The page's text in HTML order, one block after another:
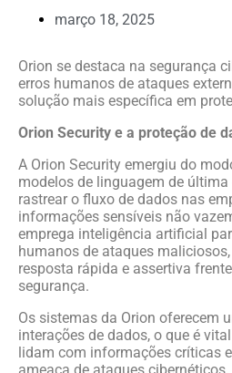
março 18, 2025
Orion se destaca na segurança
erros humanos de ataques
solução mais específica em
Orion Security e a proteção de
A Orion Security emergiu do
modelos de linguagem de
rastrear o fluxo de dados nas
informações sensíveis não
emprega inteligência artificial
humanos de ataques
resposta rápida e assertiva
segurança.
Os sistemas da Orion oferecem
interações de dados, o que é
lidam com informações críticas